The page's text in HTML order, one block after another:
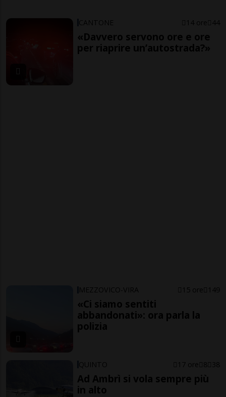
CANTONE 14 ore 44
«Davvero servono ore e ore
per riaprire un’autostrada?»
MEZZOVICO-VIRA 15 ore 149
«Ci siamo sentiti
abbandonati»: ora parla la
polizia
QUINTO 17 ore 8 38
Ad Ambrì si vola sempre più
in alto